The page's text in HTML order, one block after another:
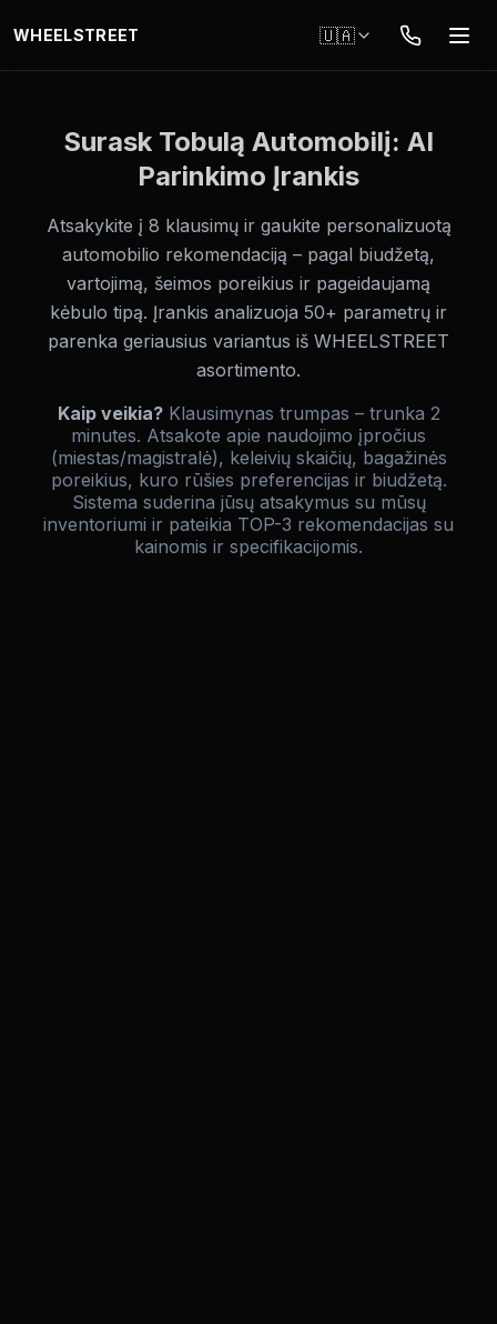
WHEELSTREET 🇺🇦
Surask Tobulą Automobilį: AI
Parinkimo Įrankis
Atsakykite į 8 klausimų ir gaukite personalizuotą
automobilio rekomendaciją – pagal biudžetą,
vartojimą, šeimos poreikius ir pageidaujamą
kėbulo tipą. Įrankis analizuoja 50+ parametrų ir
parenka geriausius variantus iš WHEELSTREET
asortimento.
Kaip veikia?Klausimynas trumpas – trunka 2
minutes. Atsakote apie naudojimo įpročius
(miestas/magistralė), keleivių skaičių, bagažinės
poreikius, kuro rūšies preferencijas ir biudžetą.
Sistema suderina jūsų atsakymus su mūsų
inventoriumi ir pateikia TOP-3 rekomendacijas su
kainomis ir specifikacijomis.